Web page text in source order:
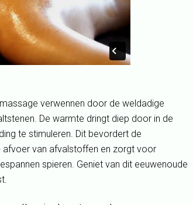
verwennen door de weldadige
De warmte dringt diep door in de
te stimuleren. Dit bevordert de
van afvalstoffen en zorgt voor
spieren. Geniet van dit eeuwenoude